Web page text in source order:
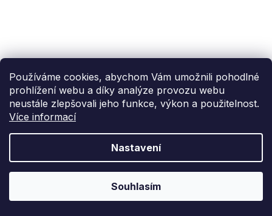
Používáme cookies, abychom Vám umožnili pohodlné
prohlížení webu a díky analýze provozu webu
neustále zlepšovali jeho funkce, výkon a použitelnost.
Více informací
Nastavení
Souhlasím